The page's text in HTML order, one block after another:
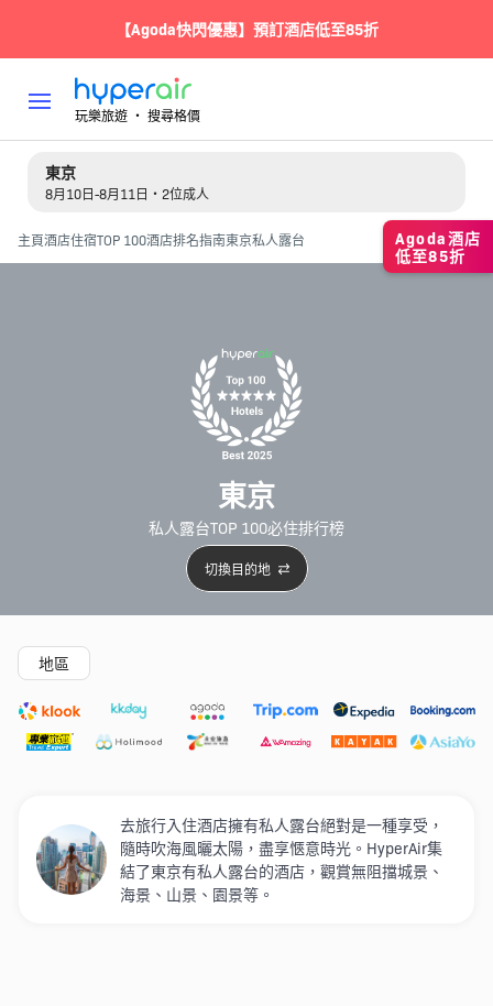
【Agoda快閃優惠】預訂酒店低至85折
玩樂旅遊 ‧ 搜尋格價
東京
8月10日-8月11日・2位成人
主頁酒店住宿TOP 100酒店排名指南東京私人露台
東京
私人露台TOP 100必住排行榜
切換目的地
精選酒店
地區
去旅行入住酒店擁有私人露台絕對是一種享受，
隨時吹海風曬太陽，盡享愜意時光。HyperAir集
結了東京有私人露台的酒店，觀賞無阻擋城景、
海景、山景、園景等。
Agoda酒店
低至85折